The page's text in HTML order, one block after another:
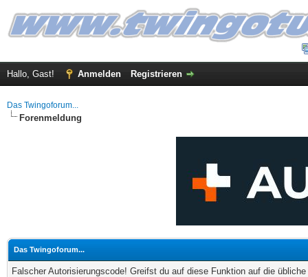
Hallo, Gast! Anmelden Registrieren
Das Twingoforum...
Forenmeldung
Das Twingoforum...
Falscher Autorisierungscode! Greifst du auf diese Funktion auf die